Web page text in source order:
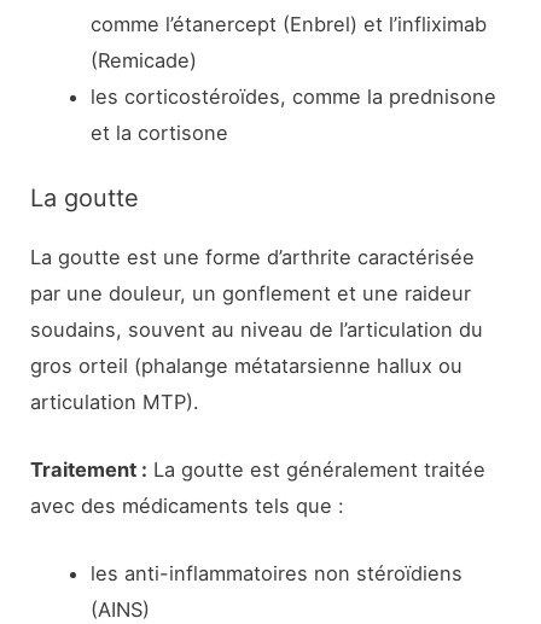
comme l’étanercept (Enbrel) et l’infliximab
(Remicade)
les corticostéroïdes, comme la prednisone
et la cortisone
La goutte
La goutte est une forme d’arthrite caractérisée
par une douleur, un gonflement et une raideur
soudains, souvent au niveau de l’articulation du
gros orteil (phalange métatarsienne hallux ou
articulation MTP).
Traitement : La goutte est généralement traitée
avec des médicaments tels que :
les anti-inflammatoires non stéroïdiens
(AINS)